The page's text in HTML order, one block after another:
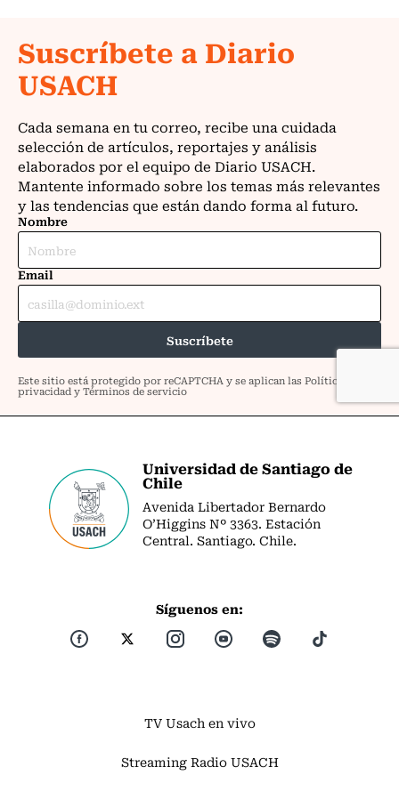
Universidad de Santiago de
Chile
Avenida Libertador Bernardo
O’Higgins Nº 3363. Estación
Central. Santiago. Chile.
Síguenos en:
TV Usach en vivo
Streaming Radio USACH